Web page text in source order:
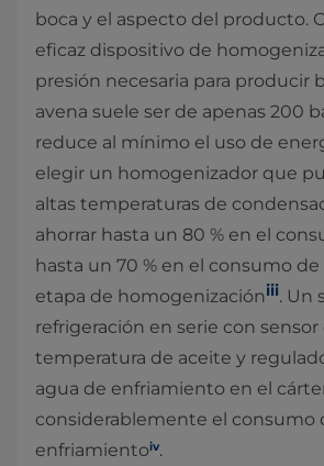
boca y el aspecto del producto.
eficaz dispositivo de
presión necesaria para producir
avena suele ser de apenas 200
reduce al mínimo el uso de
elegir un homogenizador que
altas temperaturas de
ahorrar hasta un 80 % en el
hasta un 70 % en el consumo de
etapa de homogenizacióniii. Un
refrigeración en serie con sensor
temperatura de aceite y
agua de enfriamiento en el
considerablemente el consumo
enfriamientoiv.